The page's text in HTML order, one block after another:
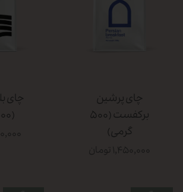
چای پرشین
برکفست (۵۰۰
گرمی)
۱,۴۵۰,۰۰۰ تومان
چای
(۵۰۰ گرمی)